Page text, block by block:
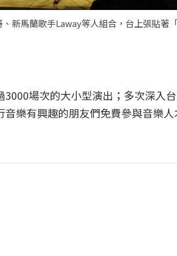
新馬蘭歌手Laway等人組合，台上張貼著
場次的大小型演出；多次深入
樂有興趣的朋友們免費參與音樂